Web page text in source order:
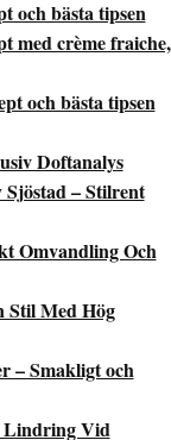
och bästa tipsen
med crème fraiche,
och bästa tipsen
Doftanalys
– Stilrent
Omvandling Och
Stil Med Hög
– Smakligt och
Lindring Vid